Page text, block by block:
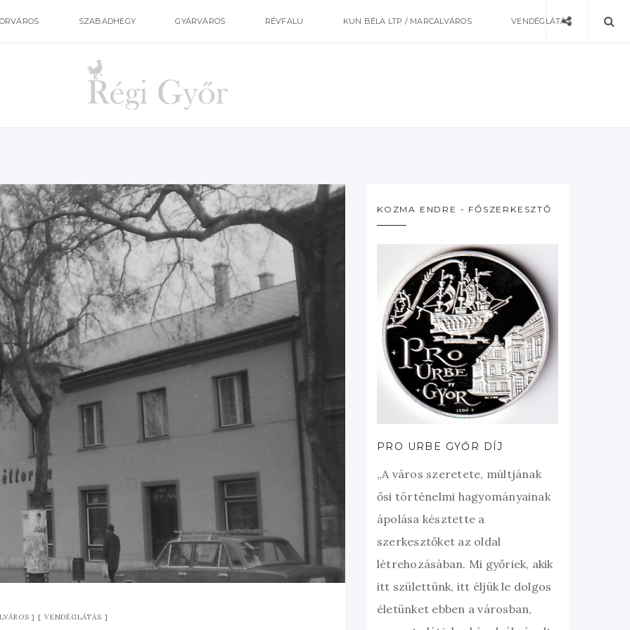
SZABADHEGY GYÁRVÁROS RÉVFALU KUN BÉLA LTP / MARCALVÁROS VENDÉGLÁTÁS
VENDÉGLÁTÁS
KOZMA ENDRE - FŐSZERKESZTŐ
PRO URBE GYŐR DÍJ
„A város szeretete, múltjának
ősi történelmi hagyományainak
ápolása késztette a
szerkesztőket az oldal
létrehozásában. Mi győriek, akik
itt születtünk, itt éljük le dolgos
életünket ebben a városban,